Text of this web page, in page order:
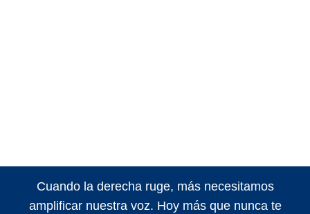
Cuando la derecha ruge, más necesitamos
amplificar nuestra voz. Hoy más que nunca te